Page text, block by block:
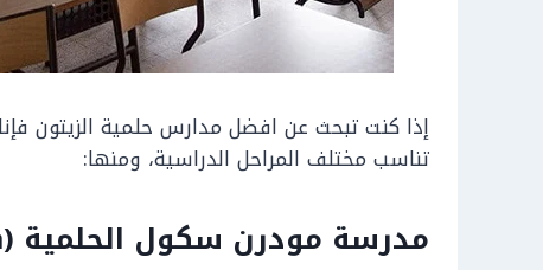
إذا كنت تبحث عن افضل مدارس حلمية الزيتون
تناسب مختلف المراحل الدراسية، ومنها:
مدرسة مودرن سكول الحلمية (Modern School El Helmia)